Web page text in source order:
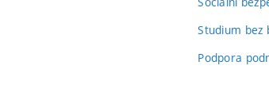
Studium bez
Podpora